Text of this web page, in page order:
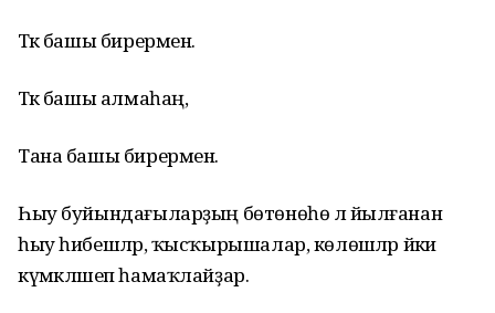
Тәкә башы бирермен.
Тәкә башы алмаһаң,
Тана башы бирермен.
Һыу буйындағыларҙың бөтөнөһө лә йылғанан
һыу һибешәләр, ҡысҡырышалар, көлөшәләр йәки
күмәкләшеп һамаҡлайҙар.